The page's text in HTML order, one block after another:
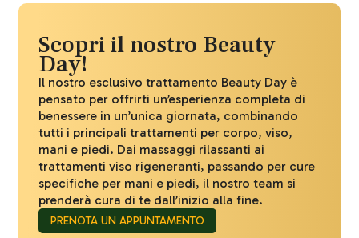
Scopri il nostro Beauty
Day!
Il nostro esclusivo trattamento Beauty Day è
pensato per offrirti un’esperienza completa di
benessere in un’unica giornata, combinando
tutti i principali trattamenti per corpo, viso,
mani e piedi. Dai massaggi rilassanti ai
trattamenti viso rigeneranti, passando per cure
specifiche per mani e piedi, il nostro team si
prenderà cura di te dall’inizio alla fine.
PRENOTA UN APPUNTAMENTO